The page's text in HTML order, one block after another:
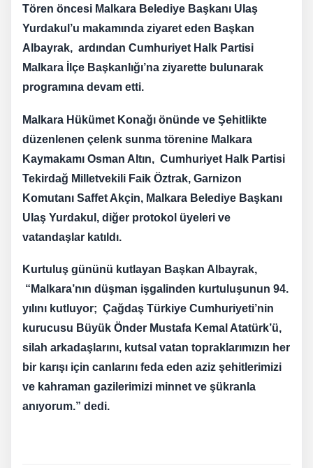
Tören öncesi Malkara Belediye Başkanı Ulaş
Yurdakul’u makamında ziyaret eden Başkan
Albayrak, ardından Cumhuriyet Halk Partisi
Malkara İlçe Başkanlığı’na ziyarette bulunarak
programına devam etti.
Malkara Hükümet Konağı önünde ve Şehitlikte
düzenlenen çelenk sunma törenine Malkara
Kaymakamı Osman Altın, Cumhuriyet Halk Partisi
Tekirdağ Milletvekili Faik Öztrak, Garnizon
Komutanı Saffet Akçin, Malkara Belediye Başkanı
Ulaş Yurdakul, diğer protokol üyeleri ve
vatandaşlar katıldı.
Kurtuluş gününü kutlayan Başkan Albayrak,
“Malkara’nın düşman işgalinden kurtuluşunun 94.
yılını kutluyor; Çağdaş Türkiye Cumhuriyeti’nin
kurucusu Büyük Önder Mustafa Kemal Atatürk’ü,
silah arkadaşlarını, kutsal vatan topraklarımızın her
bir karışı için canlarını feda eden aziz şehitlerimizi
ve kahraman gazilerimizi minnet ve şükranla
anıyorum.” dedi.